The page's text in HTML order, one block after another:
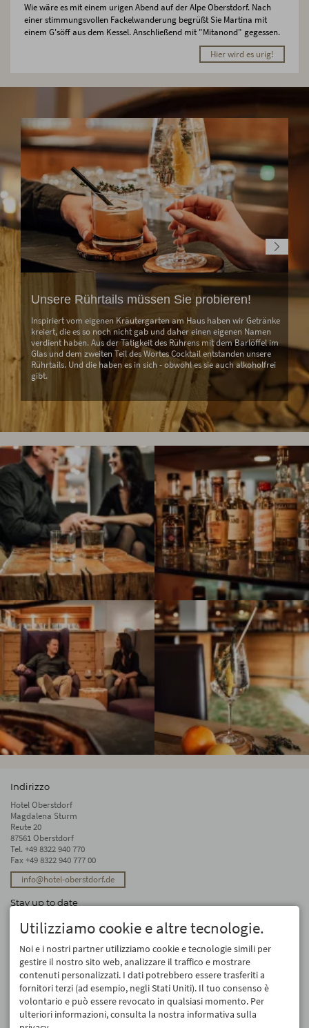
Wie wäre es mit einem urigen Abend auf der Alpe Oberstdorf. Nach
einer stimmungsvollen Fackelwanderung begrüßt Sie Martina mit
einem G'söff aus dem Kessel. Anschließend mit "Mitanond" gegessen.
Hier wird es urig!
Unsere Rührtails müssen Sie probieren!
Inspiriert vom eigenen Kräutergarten am Haus haben wir Getränke
kreiert, die es so noch nicht gab und daher einen eigenen Namen
verdient haben. Aus der Tätigkeit des Rührens mit dem Barlöffel im
Glas und dem zweiten Teil des Wortes Cocktail entstanden unsere
Rührtails. Und die haben es in sich - obwohl es sie auch alkoholfrei
gibt.
Indirizzo
Hotel Oberstdorf
Magdalena Sturm
Reute 20
87561 Oberstdorf
Tel. +49 8322 940 770
Fax +49 8322 940 777 00
info@hotel-oberstdorf.de
Stay up to date
We will not forward your email address. And we don’t like spam, either. We
promise! You can unsubscribe at any time.
Registro
Utilizziamo cookie e altre tecnologie.
Noi e i nostri partner utilizziamo cookie e tecnologie simili per
gestire il nostro sito web, analizzare il traffico e mostrare
contenuti personalizzati. I dati potrebbero essere trasferiti a
fornitori terzi (ad esempio, negli Stati Uniti). Il tuo consenso è
volontario e può essere revocato in qualsiasi momento. Per
ulteriori informazioni, consulta la nostra informativa sulla